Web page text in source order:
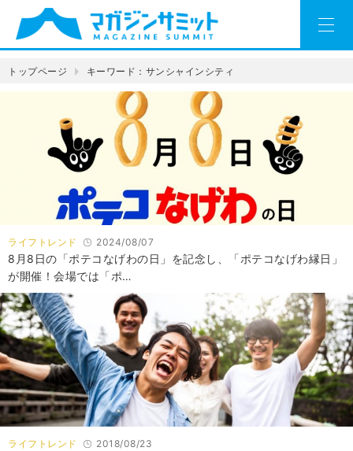
トップページ キーワード：サンシャインシティ
ライフトレンド 2024/08/07
8月8日の「ポテコなげわの日」を記念し、「ポテコなげわ縁日」
が開催！会場では「ポ…
ライフトレンド 2018/08/23